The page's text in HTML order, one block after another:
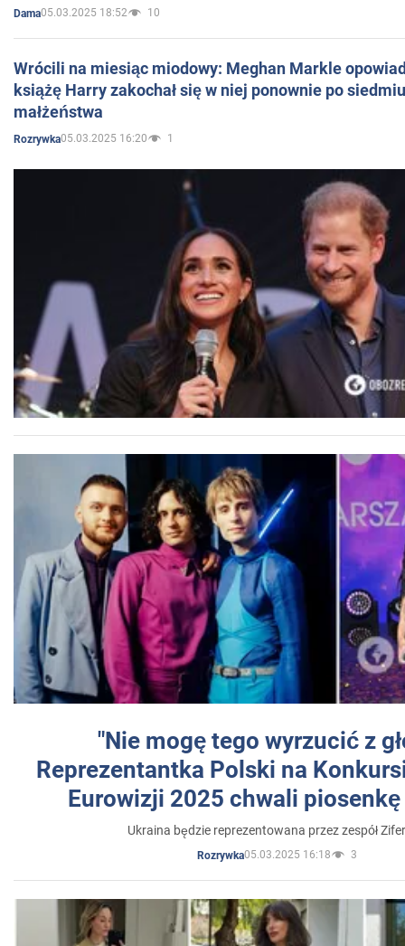
Dama05.03.2025 18:52 10
Wrócili na miesiąc miodowy: Meghan Markle
książę Harry zakochał się w niej ponownie po
małżeństwa
Rozrywka05.03.2025 16:20 1
"Nie mogę tego wyrzucić z
Reprezentantka Polski na
Eurowizji 2025 chwali
Ukraina będzie reprezentowana przez zespół
Rozrywka05.03.2025 16:18 3